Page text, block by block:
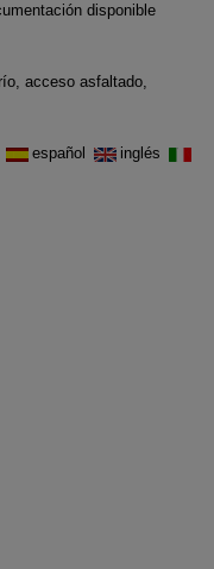
disponible
acceso asfaltado,
español
inglés